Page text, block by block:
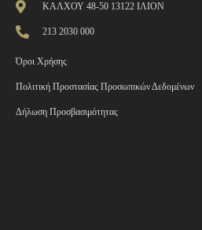
ΚΑΛΧΟΥ 48-50 13122 ΙΛΙΟΝ
213 2030 000
Όροι Χρήσης
Πολιτική Προστασίας Προσωπικών Δεδομένων
Δήλωση Προσβασιμότητας